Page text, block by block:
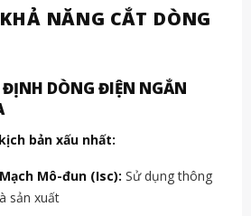
NĂNG CẮT DÒNG
ĐỊNH DÒNG ĐIỆN NGẮN
bản xấu nhất:
Mô-đun (Isc): Sử dụng thông
sản xuất